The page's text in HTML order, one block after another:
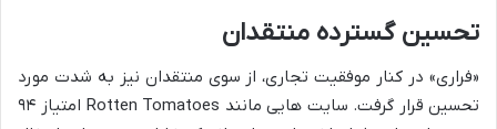
تحسین گسترده منتقدان
«فراری» در کنار موفقیت تجاری، از سوی منتقدان نیز به شدت مورد
تحسین قرار گرفت. سایت هایی مانند Rotten Tomatoes امتیاز ۹۴